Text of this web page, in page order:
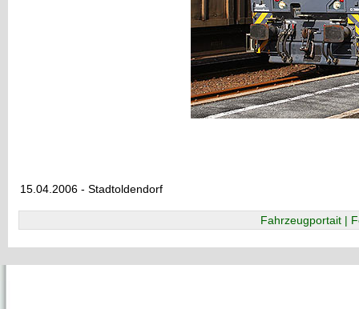
15.04.2006 - Stadtoldendorf
Fahrzeugportait |